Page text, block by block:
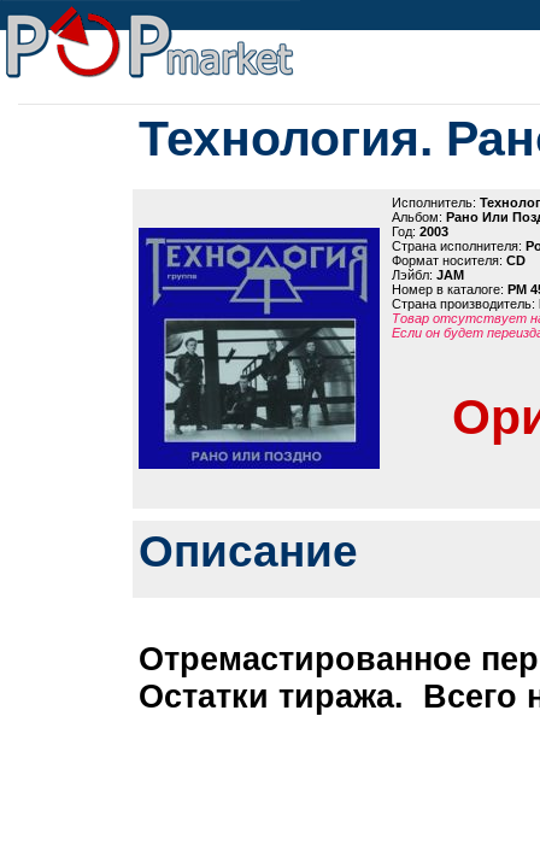
Технология.
Исполнитель:
Альбом: Рано Или
Год: 2003
Страна исполнителя:
Формат носителя: CD
Лэйбл: JAM
Номер в каталоге: PM
Страна производитель:
Товар отсутствует
Если он будет
Описание
Отремастированное
Остатки тиража. Всего